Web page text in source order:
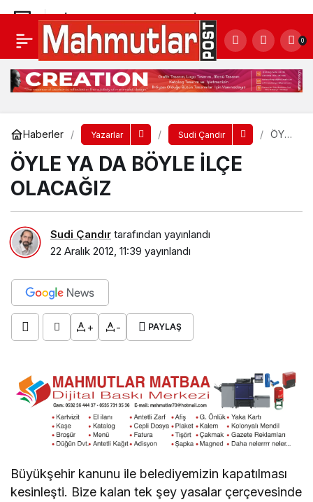
0
Haberler Yazarlar Sudi Çandır
ÖYLE
ÖYLE YA DA BÖYLE İLÇE
OLACAĞIZ
Sudi Çandır tarafından yayınlandı
22 Aralık 2012, 11:39 yayınlandı
+ - PAYLAŞ
Büyükşehir kanunu ile belediyemizin kapatılması
kesinleşti. Bize kalan tek şey yasalar çerçevesinde
KİTLER KAPATILDI SIRA BİT’LERDE
Yorum Yap Paylaş